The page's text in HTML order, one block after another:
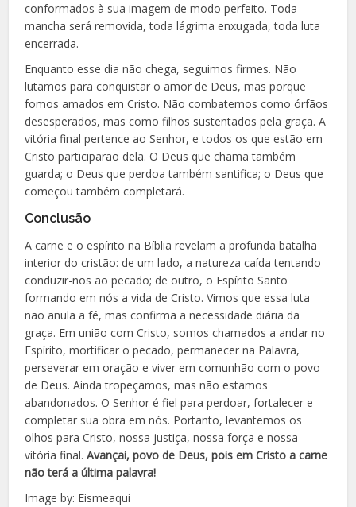
conformados à sua imagem de modo perfeito. Toda
mancha será removida, toda lágrima enxugada, toda luta
encerrada.
Enquanto esse dia não chega, seguimos firmes. Não
lutamos para conquistar o amor de Deus, mas porque
fomos amados em Cristo. Não combatemos como órfãos
desesperados, mas como filhos sustentados pela graça. A
vitória final pertence ao Senhor, e todos os que estão em
Cristo participarão dela. O Deus que chama também
guarda; o Deus que perdoa também santifica; o Deus que
começou também completará.
Conclusão
A carne e o espírito na Bíblia revelam a profunda batalha
interior do cristão: de um lado, a natureza caída tentando
conduzir-nos ao pecado; de outro, o Espírito Santo
formando em nós a vida de Cristo. Vimos que essa luta
não anula a fé, mas confirma a necessidade diária da
graça. Em união com Cristo, somos chamados a andar no
Espírito, mortificar o pecado, permanecer na Palavra,
perseverar em oração e viver em comunhão com o povo
de Deus. Ainda tropeçamos, mas não estamos
abandonados. O Senhor é fiel para perdoar, fortalecer e
completar sua obra em nós. Portanto, levantemos os
olhos para Cristo, nossa justiça, nossa força e nossa
vitória final.Avançai, povo de Deus, pois em Cristo a carne
não terá a última palavra!
Image by: Eismeaqui